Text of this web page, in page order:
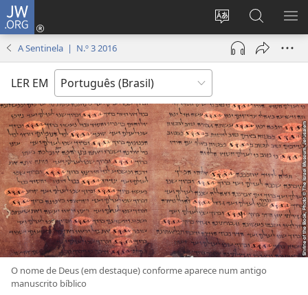
JW.ORG
Mudar
idioma
Log
(abre
janela)
Buscar
no
JW.ORG
A Sentinela | N.º 3 2016
LER EM
O nome de Deus (em destaque) conforme aparece num antigo
manuscrito bíblico